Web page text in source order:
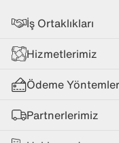
İş Ortaklıkları
Hizmetlerimiz
Ödeme
Partnerlerimiz